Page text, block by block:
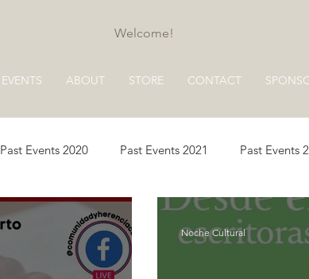
Welcome!
EVENTS ABOUT STORE CONTACT
Past Events 2020 Past Events 2021 Past Events
Past Events 2026
Noche Cultural